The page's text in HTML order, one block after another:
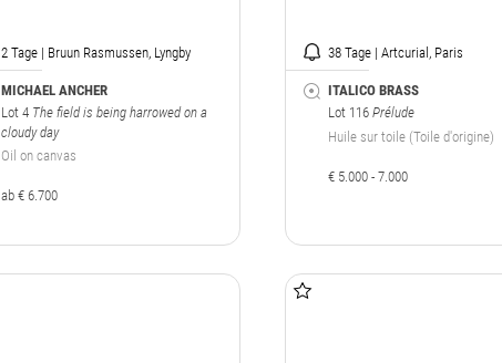
2 Tage | Bruun Rasmussen, Lyngby
MICHAEL ANCHER
Lot 4 The field is being harrowed on a
cloudy day
Oil on canvas
ab € 6.700
38 Tage | Artcurial, Paris
ITALICO BRASS
Lot 116 Prélude
Huile sur toile (Toile d'origine)
€ 5.000 - 7.000